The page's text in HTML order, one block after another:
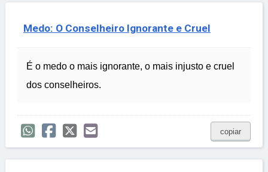
Medo: O Conselheiro Ignorante e Cruel
É o medo o mais ignorante, o mais injusto e cruel
dos conselheiros.
copiar